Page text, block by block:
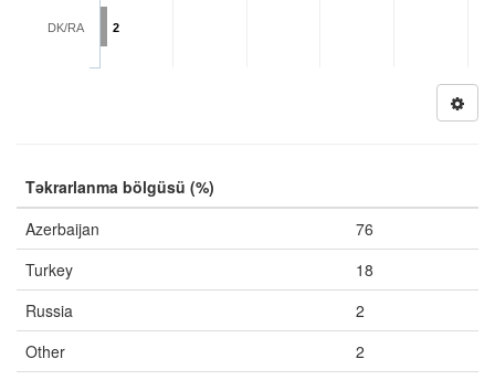
2
DK/RA
Təkrarlanma bölgüsü (%)
Azerbaijan
76
Turkey
18
Russia
2
Other
2